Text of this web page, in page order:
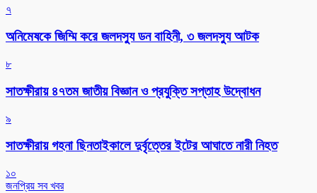
৭
অনিমেষকে জিম্মি করে জলদস্যু ডন বাহিনী, ৩ জলদস্যু আটক
৮
সাতক্ষীরায় ৪৭তম জাতীয় বিজ্ঞান ও প্রযুক্তি সপ্তাহ উদ্বোধন
৯
সাতক্ষীরায় গহনা ছিনতাইকালে দুর্বৃত্তের ইটের আঘাতে নারী নিহত
১০
জনপ্রিয় সব খবর